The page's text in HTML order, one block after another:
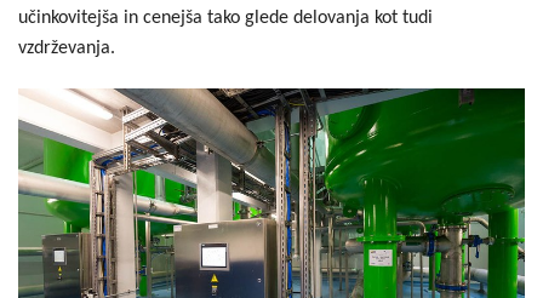
učinkovitejša in cenejša tako glede delovanja kot tudi
vzdrževanja.